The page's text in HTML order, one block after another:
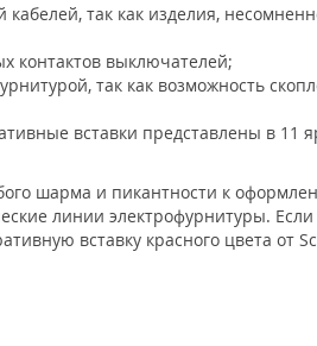
так как изделия,
контактов выключателей;
так как возможность
вставки представлены в
шарма и пикантности к
линии электрофурнитуры.
вставку красного цвета от